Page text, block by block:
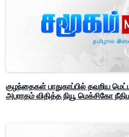
குழந்தைகள் பாதுகாப்பில் தவறிய
அபராதம் விதித்த நியூ மெக்சிகோ